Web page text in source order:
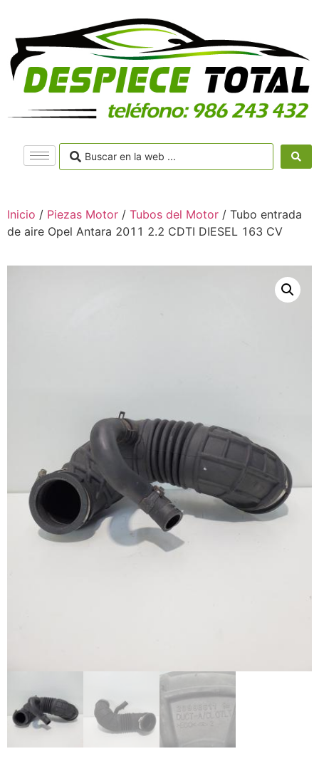
Inicio / Piezas Motor / Tubos del Motor / Tubo entrada
de aire Opel Antara 2011 2.2 CDTI DIESEL 163 CV